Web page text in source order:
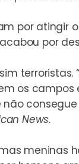
por atingir
por
terroristas.
os
não
News.
meninas